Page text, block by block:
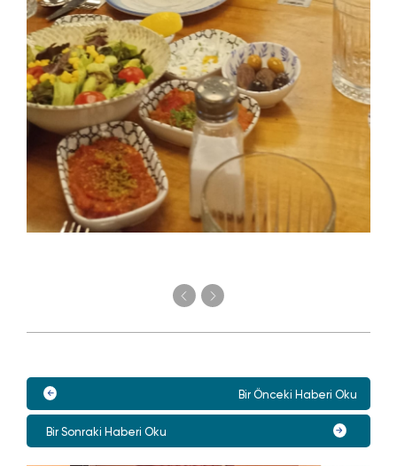
Bir Önceki Haberi Oku
Bir Sonraki Haberi Oku